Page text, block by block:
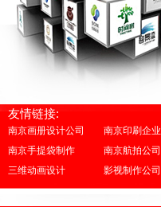
友情链接:
南京画册设计公司 南京印刷企业
南京手提袋制作
南京航拍公司
三维动画设计
影视制作公司